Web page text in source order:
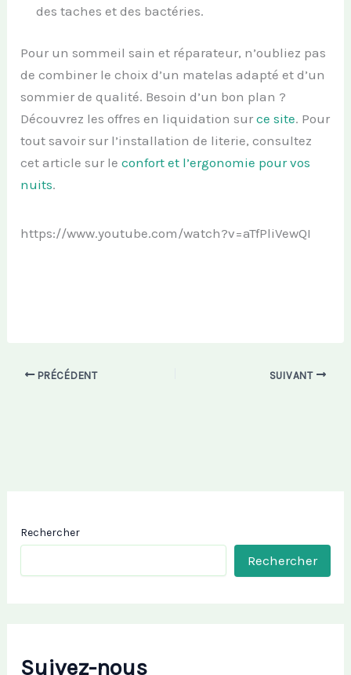
des taches et des bactéries.
Pour un sommeil sain et réparateur, n’oubliez pas
de combiner le choix d’un matelas adapté et d’un
sommier de qualité. Besoin d’un bon plan ?
Découvrez les offres en liquidation surce site. Pour
tout savoir sur l’installation de literie, consultez
cet article sur leconfort et l’ergonomie pour vos
nuits.
https://www.youtube.com/watch?v=aTfPliVewQI
PRÉCÉDENT SUIVANT
Rechercher
Rechercher
Suivez-nous